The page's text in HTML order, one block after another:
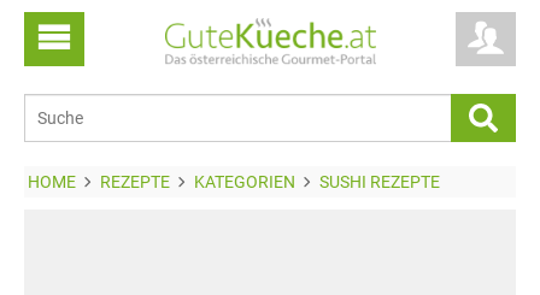
HOME REZEPTE KATEGORIEN SUSHI REZEPTE